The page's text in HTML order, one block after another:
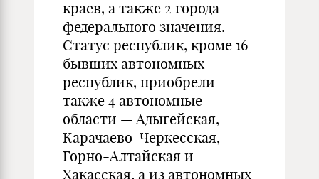
краев, а также 2 города
федерального значения.
Статус республик, кроме 16
бывших автономных
республик, приобрели
также 4 автономные
области — Адыгейская,
Карачаево-Черкесская,
Горно-Алтайская и
Хакасская, а из автономных